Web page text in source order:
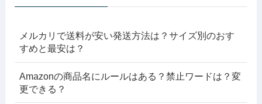
メルカリで送料が安い発送方法は？サイズ別のおす
すめと最安は？
Amazonの商品名にルールはある？禁止ワードは？変
更できる？